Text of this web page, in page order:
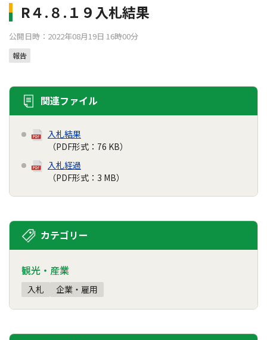
R４.８.１９入札結果
公開日時：2022年08月19日 16時00分
報告
関連ファイル
入札結果
（PDF形式：76 KB）
入札経過
（PDF形式：3 MB）
カテゴリー
観光・産業
入札 企業・雇用